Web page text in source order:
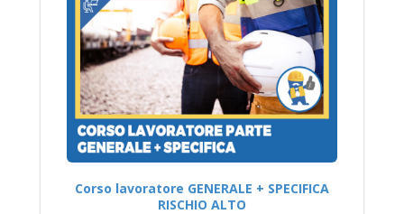
Corso lavoratore GENERALE + SPECIFICA
RISCHIO ALTO